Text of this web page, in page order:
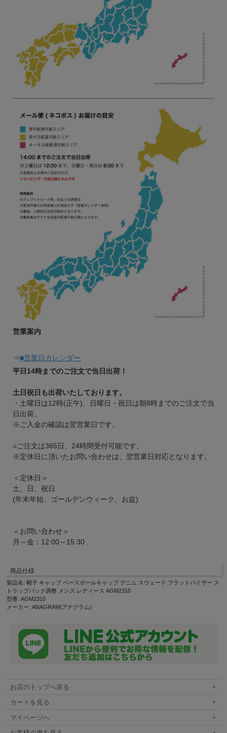
営業案内
⇒■営業日カレンダー
平日14時までのご注文で当日出荷！
土日祝日も出荷いたしております。
・土曜日は12時(正午)、日曜日・祝日は朝8時までのご注文で当
日出荷。
※ご入金の確認は翌営業日です。
○ご注文は365日、24時間受付可能です。
※定休日に頂いたお問い合わせは、翌営業日対応となります。
＜定休日＞
土、日、祝日
(年末年始、ゴールデンウィーク、お盆)
＜お問い合わせ＞
月～金：12:00～15:30
商品仕様
製品名: 帽子 キャップ ベースボールキャップ デニム スウェード フラットバイザー ス
トラップバック調整 メンズ レディース AGM2310
型番: AGM2310
メーカー: ANAGRAM(アナグラム)
お店のトップへ戻る
カートを見る
マイページへ